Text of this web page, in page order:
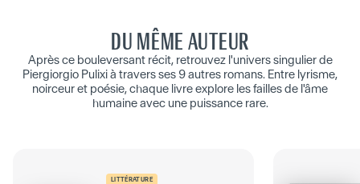
DU MÊME AUTEUR
Après ce bouleversant récit, retrouvez l'univers singulier de
Piergiorgio Pulixi à travers ses 9 autres romans. Entre lyrisme,
noirceur et poésie, chaque livre explore les failles de l'âme
humaine avec une puissance rare.
LITTÉRATURE